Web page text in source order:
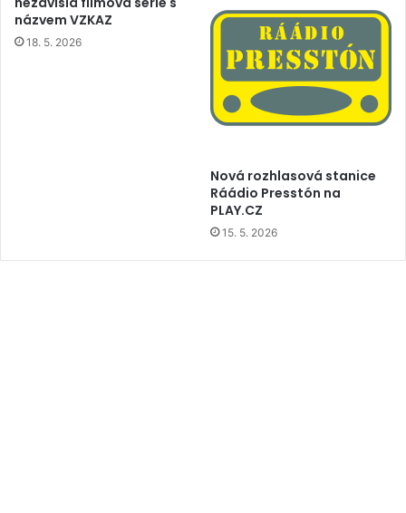
názvem VZKAZ
18. 5. 2026
Nová rozhlasová stanice
Ráádio Presstón na
PLAY.CZ
15. 5. 2026